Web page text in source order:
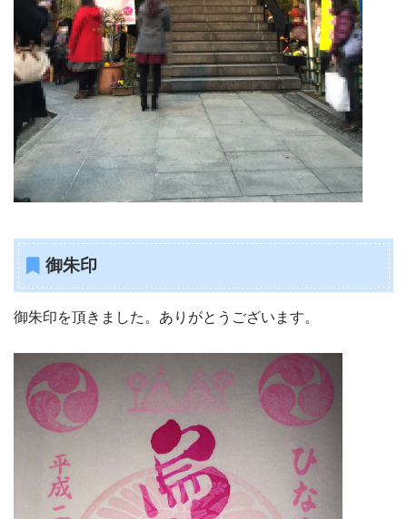
御朱印
御朱印を頂きました。ありがとうございます。